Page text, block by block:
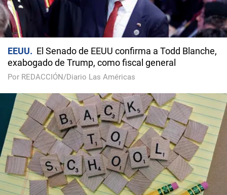
EEUU
El Senado de EEUU confirma a Todd Blanche,
exabogado de Trump, como fiscal general
Por REDACCIÓN/Diario Las Américas